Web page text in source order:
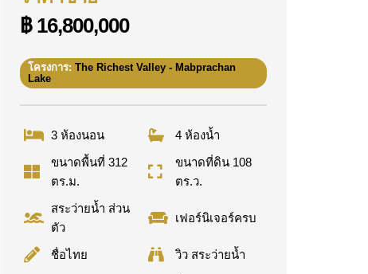
฿ 16,800,000
โครงการ: The Richest Valley - Mabprachan
Lake
3 ห้องนอน
4 ห้องน้ำ
ขนาดพื้นที่ 312
ตร.ม.
ขนาดที่ดิน 108
ตร.ว.
สระว่ายน้ำ ส่วน
ตัว
เฟอร์นิเจอร์ครบ
ชื่อไทย วิว สระว่ายน้ำ